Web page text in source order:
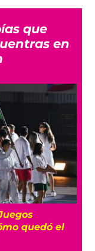
que
en
quedó el